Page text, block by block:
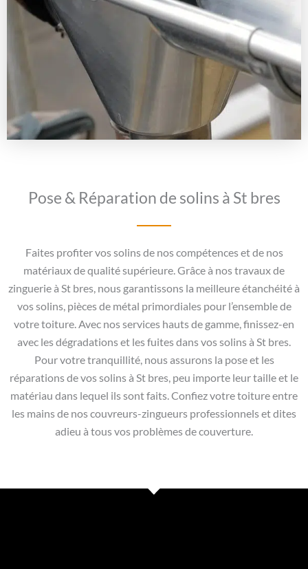
Pose & Réparation de solins à St bres
Faites profiter vos solins de nos compétences et de nos
matériaux de qualité supérieure. Grâce à nos travaux de
zinguerie à St bres, nous garantissons la meilleure étanchéité à
vos solins, pièces de métal primordiales pour l’ensemble de
votre toiture. Avec nos services hauts de gamme, finissez-en
avec les dégradations et les fuites dans vos solins à St bres.
Pour votre tranquillité, nous assurons la pose et les
réparations de vos solins à St bres, peu importe leur taille et le
matériau dans lequel ils sont faits. Confiez votre toiture entre
les mains de nos couvreurs-zingueurs professionnels et dites
adieu à tous vos problèmes de couverture.